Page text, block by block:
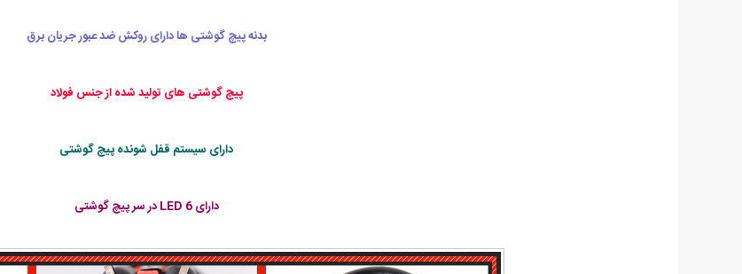
بدنه پیچ گوشتی ها دارای روکش ضد عبور جریان برق
پیچ گوشتی های تولید شده از جنس فولاد
دارای سیستم قفل شونده پیچ گوشتی
دارای 6 LED در سر پیچ گوشتی